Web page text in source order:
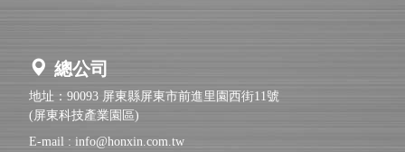
總公司
地址：90093 屏東縣屏東市前進里園西街11號
(屏東科技產業園區)
E-mail : info@honxin.com.tw